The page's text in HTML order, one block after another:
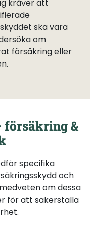
kräver att
ska vara
om
försäkring eller
försäkring &
specifika
och
om dessa
för att säkerställa